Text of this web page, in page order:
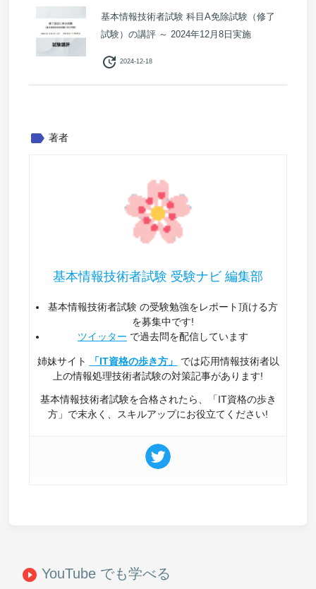
基本情報技術者試験 科目A免除試験（修了
試験）の講評 ～ 2024年12月8日実施
update 2024-12-18
label 著者
基本情報技術者試験 受験ナビ 編集部
基本情報技術者試験 の受験勉強をレポート頂ける方
を募集中です!
ツイッター で過去問を配信しています
姉妹サイト 「IT資格の歩き方」
では応用情報技術者以
上の情報処理技術者試験の対策記事があります!
基本情報技術者試験を合格されたら、「IT資格の歩き
方」で末永く、スキルアップにお役立てください!
play_circle_filled YouTube でも学べる